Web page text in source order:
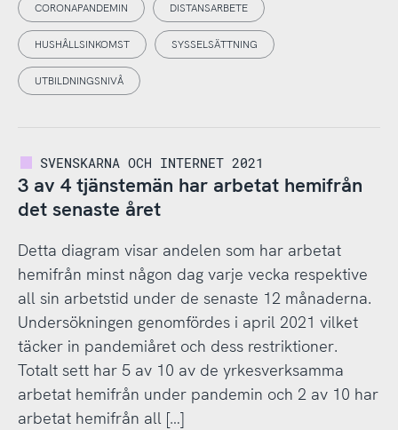
CORONAPANDEMIN DISTANSARBETE
HUSHÅLLSINKOMST SYSSELSÄTTNING
UTBILDNINGSNIVÅ
SVENSKARNA OCH INTERNET 2021
3 av 4 tjänstemän har arbetat hemifrån
det senaste året
Detta diagram visar andelen som har arbetat
hemifrån minst någon dag varje vecka respektive
all sin arbetstid under de senaste 12 månaderna.
Undersökningen genomfördes i april 2021 vilket
täcker in pandemiåret och dess restriktioner.
Totalt sett har 5 av 10 av de yrkesverksamma
arbetat hemifrån under pandemin och 2 av 10 har
arbetat hemifrån all […]